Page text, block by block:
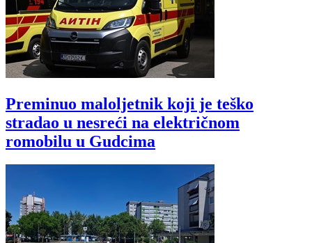
Preminuo maloljetnik koji je teško
stradao u nesreći na električnom
romobilu u Gudcima